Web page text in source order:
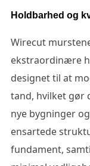
Holdbarhed og
Wirecut
ekstraordinære
designet til at
tand, hvilket gør
nye bygninger
ensartede
fundament,